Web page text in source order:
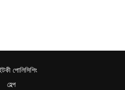
পোলিসিশিং
হেল্প